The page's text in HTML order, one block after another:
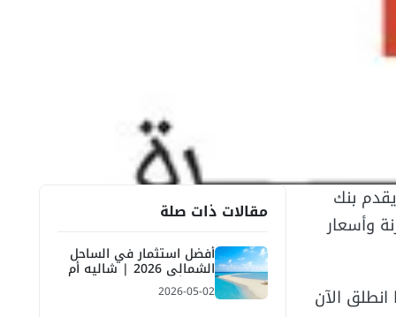
بنك
وأسعار
الآن
مقالات ذات صلة
أفضل استثمار في الساحل
الشمالي 2026 | شاليه أم
فيلا وأهم المناطق
2026-05-02